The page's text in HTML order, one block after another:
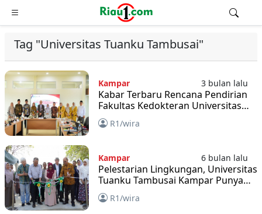
Tag "Universitas Tuanku Tambusai"
Kampar 3 bulan lalu
Kabar Terbaru Rencana Pendirian
Fakultas Kedokteran Universitas
Pahlawan Tuanku Tambusai
Kampar
R1/wira
Kampar 6 bulan lalu
Pelestarian Lingkungan, Universitas
Tuanku Tambusai Kampar Punya
Kebun Raya
R1/wira